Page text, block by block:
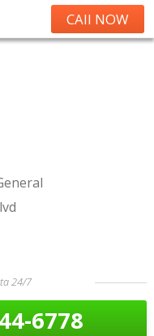
CAll NOW
24/7
6778